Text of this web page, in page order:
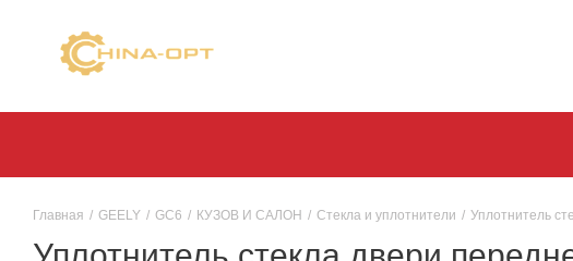
Главная / GEELY / GC6 / КУЗОВ И САЛОН / Стекла и уплотнители / Уплотнитель